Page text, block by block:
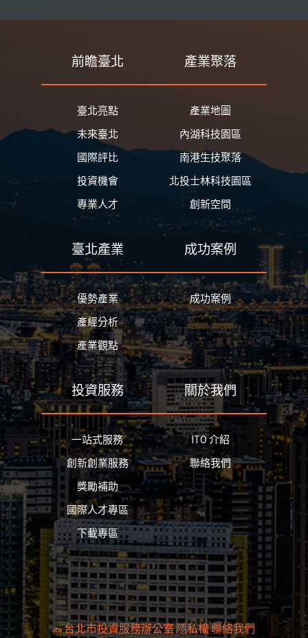
前瞻臺北
臺北亮點
未來臺北
國際評比
投資機會
專業人才
產業聚落
產業地圖
內湖科技園區
南港生技聚落
北投士林科技園區
創新空間
臺北產業
優勢產業
產經分析
產業觀點
成功案例
成功案例
投資服務
一站式服務
創新創業服務
獎勵補助
國際人才專區
下載專區
關於我們
ITO 介紹
聯絡我們
台北市投資服務辦公室隱私權聯絡我們